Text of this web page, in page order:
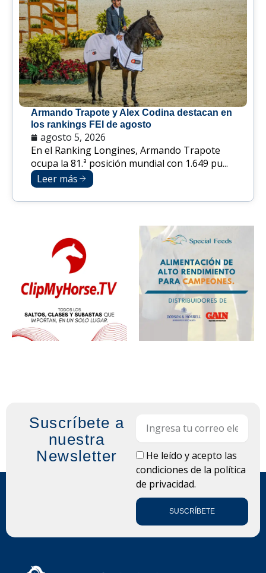
Armando Trapote y Alex Codina destacan en
los rankings FEI de agosto
agosto 5, 2026
En el Ranking Longines, Armando Trapote
ocupa la 81.ª posición mundial con 1.649 pu...
Leer más
Suscríbete a
nuestra
Newsletter
LOPDHe leído y acepto las
condiciones de la política
de privacidad.
SUSCRÍBETE